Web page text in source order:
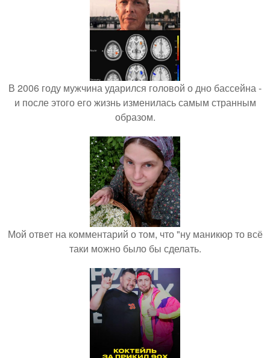
В 2006 году мужчина ударился головой о дно бассейна -
и после этого его жизнь изменилась самым странным
образом.
Мой ответ на комментарий о том, что "ну маникюр то всё
таки можно было бы сделать.